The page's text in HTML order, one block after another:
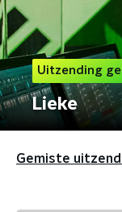
Uitzending
Lieke
Gemiste